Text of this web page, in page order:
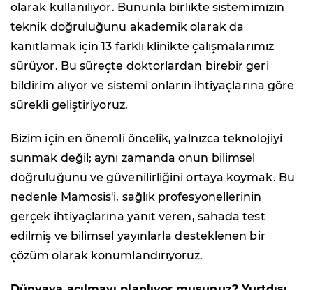
olarak kullanılıyor. Bununla birlikte sistemimizin
teknik doğruluğunu akademik olarak da
kanıtlamak için 13 farklı klinikte çalışmalarımız
sürüyor. Bu süreçte doktorlardan birebir geri
bildirim alıyor ve sistemi onların ihtiyaçlarına göre
sürekli geliştiriyoruz.
Bizim için en önemli öncelik, yalnızca teknolojiyi
sunmak değil; aynı zamanda onun bilimsel
doğruluğunu ve güvenilirliğini ortaya koymak. Bu
nedenle Mamosis'i, sağlık profesyonellerinin
gerçek ihtiyaçlarına yanıt veren, sahada test
edilmiş ve bilimsel yayınlarla desteklenen bir
çözüm olarak konumlandırıyoruz.